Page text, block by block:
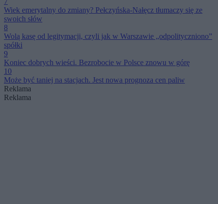
Wiek emerytalny do zmiany? Pełczyńska-Nałęcz tłumaczy się ze
swoich słów
8
Wolą kasę od legitymacji, czyli jak w Warszawie „odpolityczniono”
spółki
9
Koniec dobrych wieści. Bezrobocie w Polsce znowu w górę
10
Może być taniej na stacjach. Jest nowa prognoza cen paliw
Reklama
Reklama